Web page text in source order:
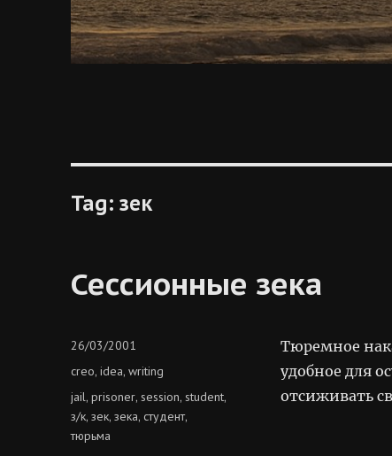
Tag:зек
Сессионные зека
Тюремное
удобное для
отсиживать
Posted
26/03/2001
Categories
creo,idea,writing
Tags
jail,prisoner, session, student,
з/к,зек,зека,студент,
тюрьма